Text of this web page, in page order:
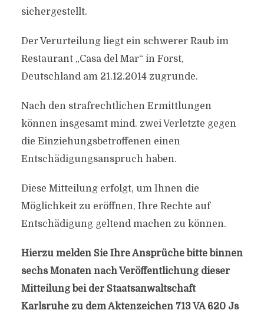
sichergestellt.
Der Verurteilung liegt ein schwerer Raub im
Restaurant „Casa del Mar“ in Forst,
Deutschland am 21.12.2014 zugrunde.
Nach den strafrechtlichen Ermittlungen
können insgesamt mind. zwei Verletzte gegen
die Einziehungsbetroffenen einen
Entschädigungsanspruch haben.
Diese Mitteilung erfolgt, um Ihnen die
Möglichkeit zu eröffnen, Ihre Rechte auf
Entschädigung geltend machen zu können.
Hierzu melden Sie Ihre Ansprüche bitte binnen
sechs Monaten nach Veröffentlichung dieser
Mitteilung bei der Staatsanwaltschaft
Karlsruhe zu dem Aktenzeichen 713 VA 620 Js